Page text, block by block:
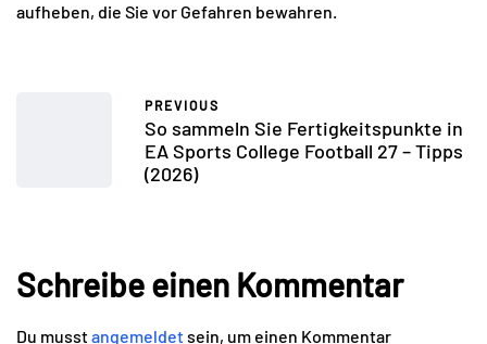
aufheben, die Sie vor Gefahren bewahren.
PREVIOUS
So sammeln Sie Fertigkeitspunkte in
EA Sports College Football 27 – Tipps
(2026)
Schreibe einen Kommentar
Du musstangemeldetsein, um einen Kommentar